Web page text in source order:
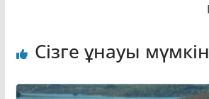
Сізге ұнауы мүмкін